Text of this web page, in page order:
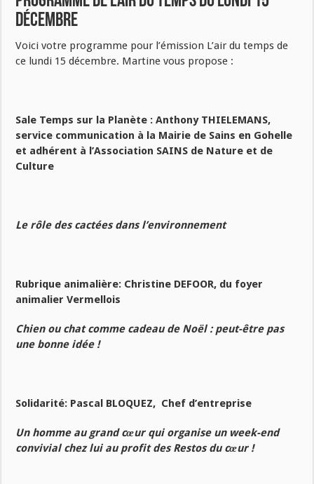
décembre
Voici votre programme pour l’émission L’air du temps de
ce lundi 15 décembre. Martine vous propose :
Sale Temps sur la Planète :Anthony THIELEMANS,
service communication à la Mairie de Sains en Gohelle
et adhérent à l’Association SAINS de Nature et de
Culture
Le rôle des cactées dans l’environnement
Rubrique animalière: Christine DEFOOR, du foyer
animalier Vermellois
Chien ou chat comme cadeau de Noël : peut-être pas
une bonne idée !
Solidarité: Pascal BLOQUEZ, Chef d’entreprise
Un homme au grand cœur qui organise un week-end
convivial chez lui au profit des Restos du cœur !